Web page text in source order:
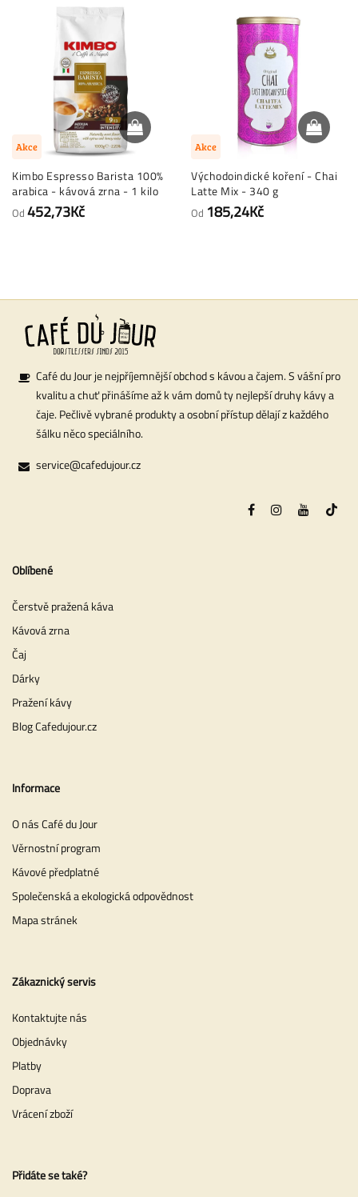
Akce
Kimbo Espresso Barista 100%
arabica - kávová zrna - 1 kilo
Od 452,73Kč
Akce
Východoindické koření - Chai
Latte Mix - 340 g
Od 185,24Kč
Café du Jour je nejpříjemnější obchod s kávou a čajem. S vášní pro
kvalitu a chuť přinášíme až k vám domů ty nejlepší druhy kávy a
čaje. Pečlivě vybrané produkty a osobní přístup dělají z každého
šálku něco speciálního.
service@cafedujour.cz
Oblíbené
Čerstvě pražená káva
Kávová zrna
Čaj
Dárky
Pražení kávy
Blog Cafedujour.cz
Informace
O nás Café du Jour
Věrnostní program
Kávové předplatné
Společenská a ekologická odpovědnost
Mapa stránek
Zákaznický servis
Kontaktujte nás
Objednávky
Platby
Doprava
Vrácení zboží
Přidáte se také?